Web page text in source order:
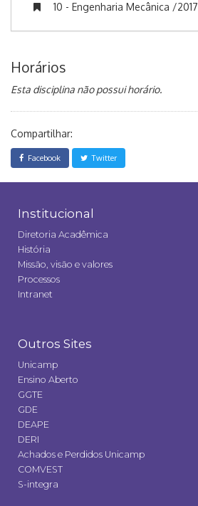
10 - Engenharia Mecânica /2017
Horários
Esta disciplina não possui horário.
Compartilhar:
Facebook Twitter
Institucional
Diretoria Acadêmica
História
Missão, visão e valores
Processos
Intranet
Outros Sites
Unicamp
Ensino Aberto
GGTE
GDE
DEAPE
DERI
Achados e Perdidos Unicamp
COMVEST
S-integra